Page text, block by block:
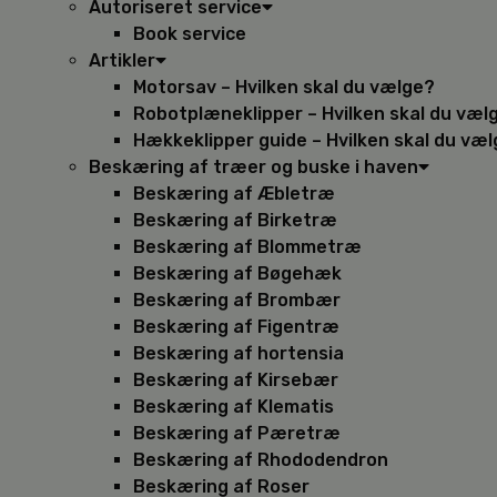
Autoriseret service
Book service
Artikler
Motorsav – Hvilken skal du vælge?
Robotplæneklipper – Hvilken skal du
Hækkeklipper guide – Hvilken skal du
Beskæring af træer og buske i haven
Beskæring af Æbletræ
Beskæring af Birketræ
Beskæring af Blommetræ
Beskæring af Bøgehæk
Beskæring af Brombær
Beskæring af Figentræ
Beskæring af hortensia
Beskæring af Kirsebær
Beskæring af Klematis
Beskæring af Pæretræ
Beskæring af Rhododendron
Beskæring af Roser